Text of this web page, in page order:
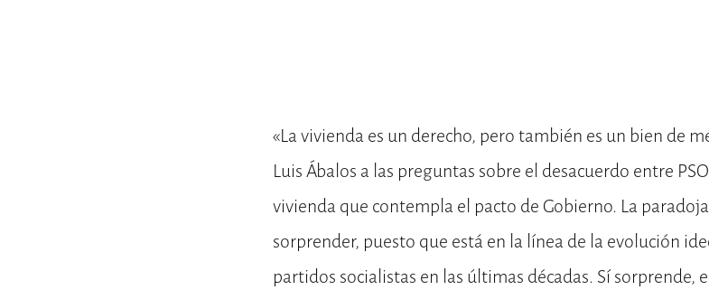
«La vivienda es un derecho, pero también es un bien de
Luis Ábalos a las preguntas sobre el desacuerdo entre
vivienda que contempla el pacto de Gobierno. La
sorprender, puesto que está en la línea de la evolución
partidos socialistas en las últimas décadas. Sí sorprende,